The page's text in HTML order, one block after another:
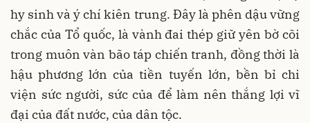
hy sinh và ý chí kiên trung. Đây là phên dậu vững
chắc của Tổ quốc, là vành đai thép giữ yên bờ cõi
trong muôn vàn bão táp chiến tranh, đồng thời là
hậu phương lớn của tiền tuyến lớn, bền bỉ chi
viện sức người, sức của để làm nên thắng lợi vĩ
đại của đất nước, của dân tộc.